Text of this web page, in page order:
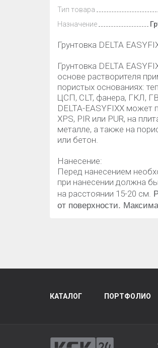
Тип товара
Назначение
Грунтовка DELTA
Грунтовка DELTA
основе растворителя
пористых основаниях:
ЦСП, CLT, фанера, ГКЛ,
DELTA-EASYFIXX может
XPS, PIR или PUR, на
металле, а также на
или бетон.
Нанесение:
Перед нанесением
при нанесении должна
на расстоянии 15-20 см.
от поверхности.
КАТАЛОГ ПОРТФОЛИО